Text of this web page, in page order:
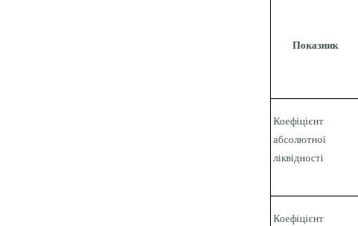
Показник
Коефіцієнт
абсолютної
ліквідності
Коефіцієнт